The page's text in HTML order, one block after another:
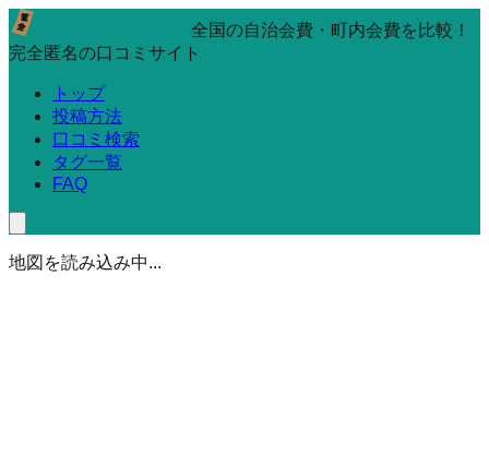
全国の自治会費・町内会費を比較！
完全匿名の口コミサイト
トップ
投稿方法
口コミ検索
タグ一覧
FAQ
地図を読み込み中...